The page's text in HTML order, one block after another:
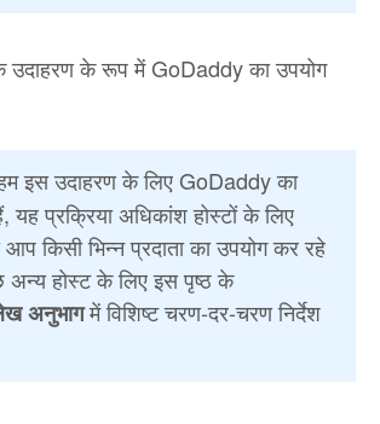
के रूप में GoDaddy का उपयोग
इस उदाहरण के लिए GoDaddy का
यह प्रक्रिया अधिकांश होस्टों के लिए
किसी भिन्न प्रदाता का उपयोग कर रहे
होस्ट के लिए इस पृष्ठ के
अनुभागमें विशिष्ट चरण-दर-चरण निर्देश